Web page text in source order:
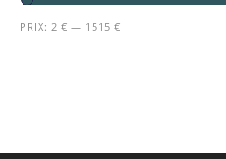
PRIX:2 € — 1515 €